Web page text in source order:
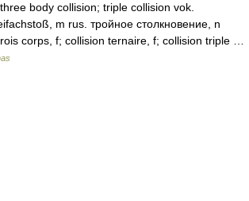
body collision; triple collision vok.
m rus. тройное столкновение, n
corps, f; collision ternaire, f; collision triple …